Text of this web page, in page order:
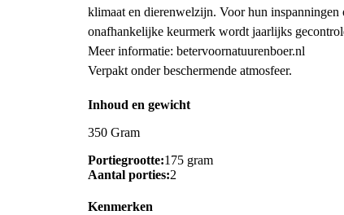
klimaat en dierenwelzijn. Voor hun
onafhankelijke keurmerk wordt jaarlijks
Meer informatie: betervoornatuurenboer.nl
Verpakt onder beschermende atmosfeer.
Inhoud en gewicht
350 Gram
Portiegrootte:175 gram
Aantal porties:2
Kenmerken